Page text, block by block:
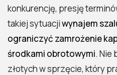
konkurencję, presję
takiej sytuacjiwynajem
ograniczyć zamrożenie
środkami obrotowymi. Nie
złotych w sprzęcie, który